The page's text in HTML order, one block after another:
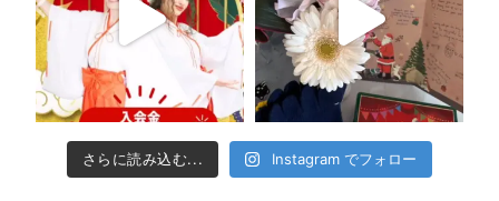
さらに読み込む... Instagram でフォロー